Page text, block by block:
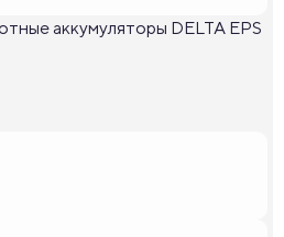
аккумуляторы DELTA EPS